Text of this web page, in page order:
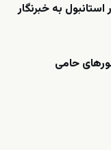
به خبرنگار
حامی